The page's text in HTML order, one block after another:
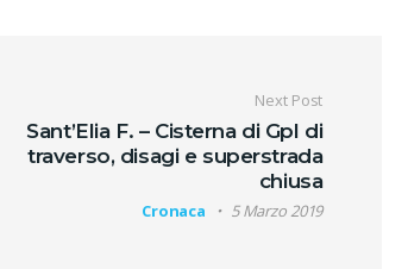
Next Post
Sant’Elia F. – Cisterna di Gpl di
traverso, disagi e superstrada
chiusa
Cronaca 5 Marzo 2019